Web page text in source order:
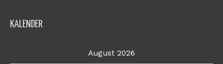
KALENDER
August 2026